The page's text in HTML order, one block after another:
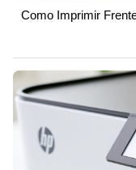
Como Imprimir